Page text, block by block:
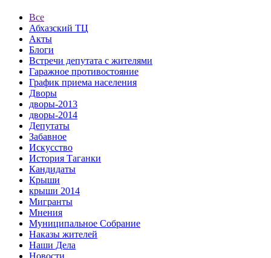
Все
Абхазский ТЦ
Акты
Блоги
Встречи депутата с жителями
Гаражное противостояние
График приема населения
Дворы
дворы-2013
дворы-2014
Депутаты
Забавное
Искусство
История Таганки
Кандидаты
Крыши
крыши 2014
Мигранты
Мнения
Муниципальное Собрание
Наказы жителей
Наши Дела
Новости